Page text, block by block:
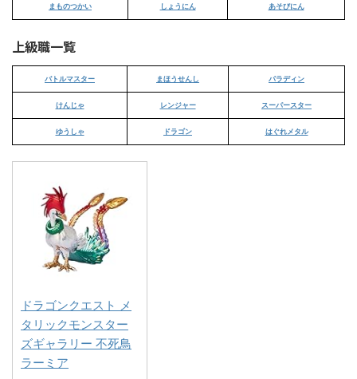
まものつかい しょうにん あそびにん
上級職一覧
バトルマスター まほうせんし パラディン
けんじゃ レンジャー スーパースター
ゆうしゃ ドラゴン はぐれメタル
ドラゴンクエスト メ
タリックモンスター
ズギャラリー 不死鳥
ラーミア